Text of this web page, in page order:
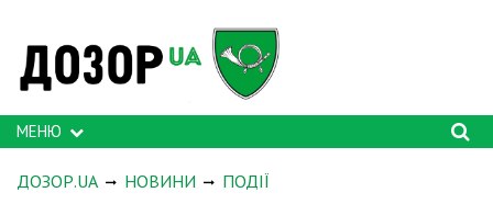
МЕНЮ
ДОЗОР.UA НОВИНИ ПОДІЇ